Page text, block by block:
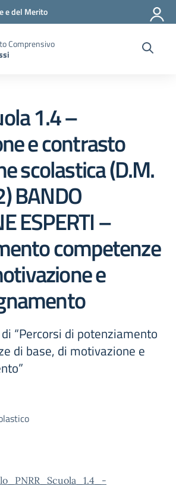
e del Merito
Comprensivo
1.4 –
e contrasto
scolastica (D.M.
BANDO
ESPERTI –
competenze
e
“Percorsi di potenziamento
di base, di motivazione e